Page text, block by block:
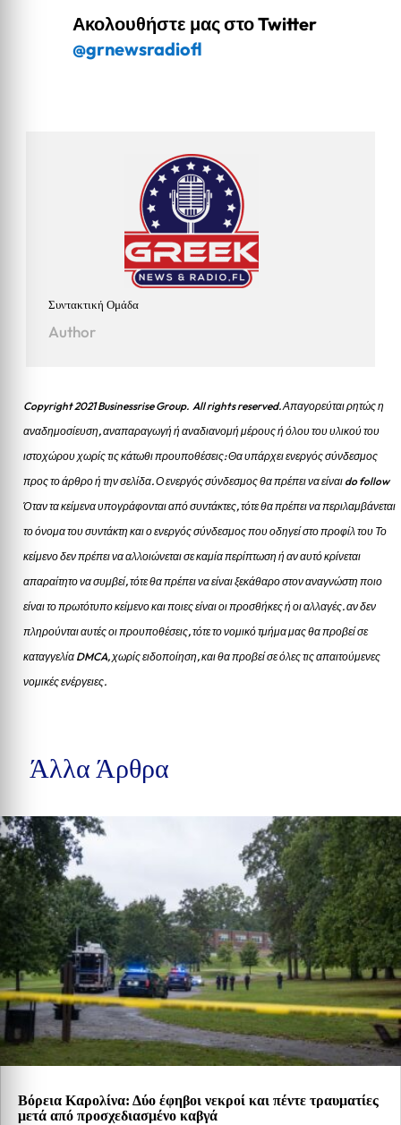
Ακολουθήστε μας στο Twitter
@grnewsradiofl
Συντακτική Ομάδα
Author
Copyright 2021 Businessrise Group. All rights reserved. Απαγορεύται ρητώς η
αναδημοσίευση, αναπαραγωγή ή αναδιανομή μέρους ή όλου του υλικού του
ιστοχώρου χωρίς τις κάτωθι προυποθέσεις: Θα υπάρχει ενεργός σύνδεσμος
προς το άρθρο ή την σελίδα.Ο ενεργός σύνδεσμος θα πρέπει να είναι do follow
Όταν τα κείμενα υπογράφονται από συντάκτες, τότε θα πρέπει να περιλαμβάνεται
το όνομα του συντάκτη και ο ενεργός σύνδεσμος που οδηγεί στο προφίλ του Το
κείμενο δεν πρέπει να αλλοιώνεται σε καμία περίπτωση ή αν αυτό κρίνεται
απαραίτητο να συμβεί, τότε θα πρέπει να είναι ξεκάθαρο στον αναγνώστη ποιο
είναι το πρωτότυπο κείμενο και ποιες είναι οι προσθήκες ή οι αλλαγές. αν δεν
πληρούνται αυτές οι προυποθέσεις, τότε το νομικό τμήμα μας θα προβεί σε
καταγγελία DMCA, χωρίς ειδοποίηση, και θα προβεί σε όλες τις απαιτούμενες
νομικές ενέργειες.
Άλλα Άρθρα
Βόρεια Καρολίνα: Δύο έφηβοι νεκροί και πέντε τραυματίες
μετά από προσχεδιασμένο καβγά